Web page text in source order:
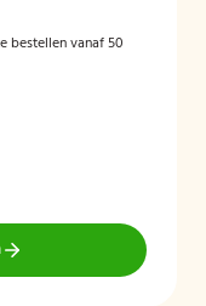
bestellen vanaf 50